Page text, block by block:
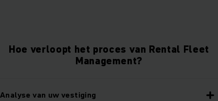
Hoe verloopt het proces van Rental Fleet
Management?
Analyse van uw vestiging